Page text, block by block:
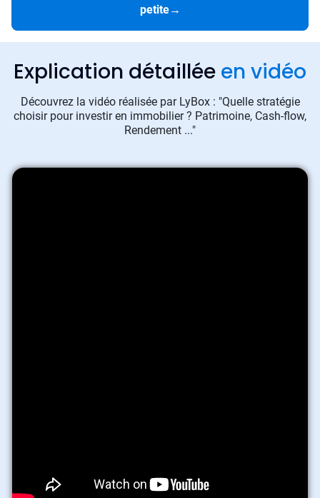
petite→
Explication détaillée en vidéo
Découvrez la vidéo réalisée par LyBox : "Quelle stratégie
choisir pour investir en immobilier ? Patrimoine, Cash-flow,
Rendement ..."